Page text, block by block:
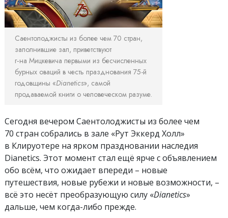
Саентолоджисты из более чем 70 стран,
заполнившие зал, приветствуют
г‑на Мицкевича первыми из бесчисленных
бурных оваций в честь празднования 75-й
годовщины «Dianetics», самой
продаваемой книги о человеческом разуме.
Сегодня вечером Саентолоджисты из более чем
70 стран собрались в зале «Рут Эккерд Холл»
в Клируотере на ярком праздновании наследия
Dianetics. Этот момент стал ещё ярче с объявлением
обо всём, что ожидает впереди – новые
путешествия, новые рубежи и новые возможности, –
всё это несёт преобразующую силу «Dianetics»
дальше, чем когда-либо прежде.